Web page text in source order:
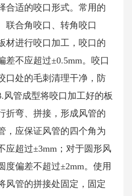
合适的咬口形式。常用的
联合角咬口、转角咬口
材进行咬口加工，咬口的
差不应超过±0.5mm。咬口
口处的毛刺清理干净，防
风管成型将咬口加工好的板
折弯、拼接，形成风管的
，应保证风管的四个角为
应超过±3mm；对于圆形风
度偏差不超过±2mm。使用
风管的拼接处固定，固定